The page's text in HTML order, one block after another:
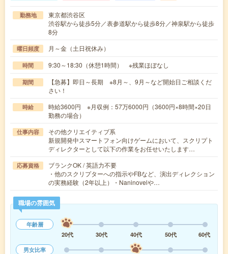
勤務地
東京都渋谷区
渋谷駅から徒歩5分／表参道駅から徒歩8分／神泉駅から徒歩
8分
曜日頻度 月～金（土日祝休み）
時間 9:30～18:30（休憩1時間） ※残業ほぼなし
期間
【急募】即日～長期 ※8月～、9月～など開始日ご相談くだ
さい！
時給
時給3600円 ※月収例：57万6000円（3600円×8時間×20日
勤務の場合）
仕事内容
その他クリエイティブ系
新規開発中スマートフォン向けゲームにおいて、スクリプト
ディレクターとして以下の作業をお任せいたします…
応募資格
ブランクOK / 英語力不要
・他のスクリプターへの指示やFBなど、演出ディレクション
の実務経験（2年以上）・Naninovelや…
職場の雰囲気
年齢層
20代
30代 40代 50代
60代
男女比率